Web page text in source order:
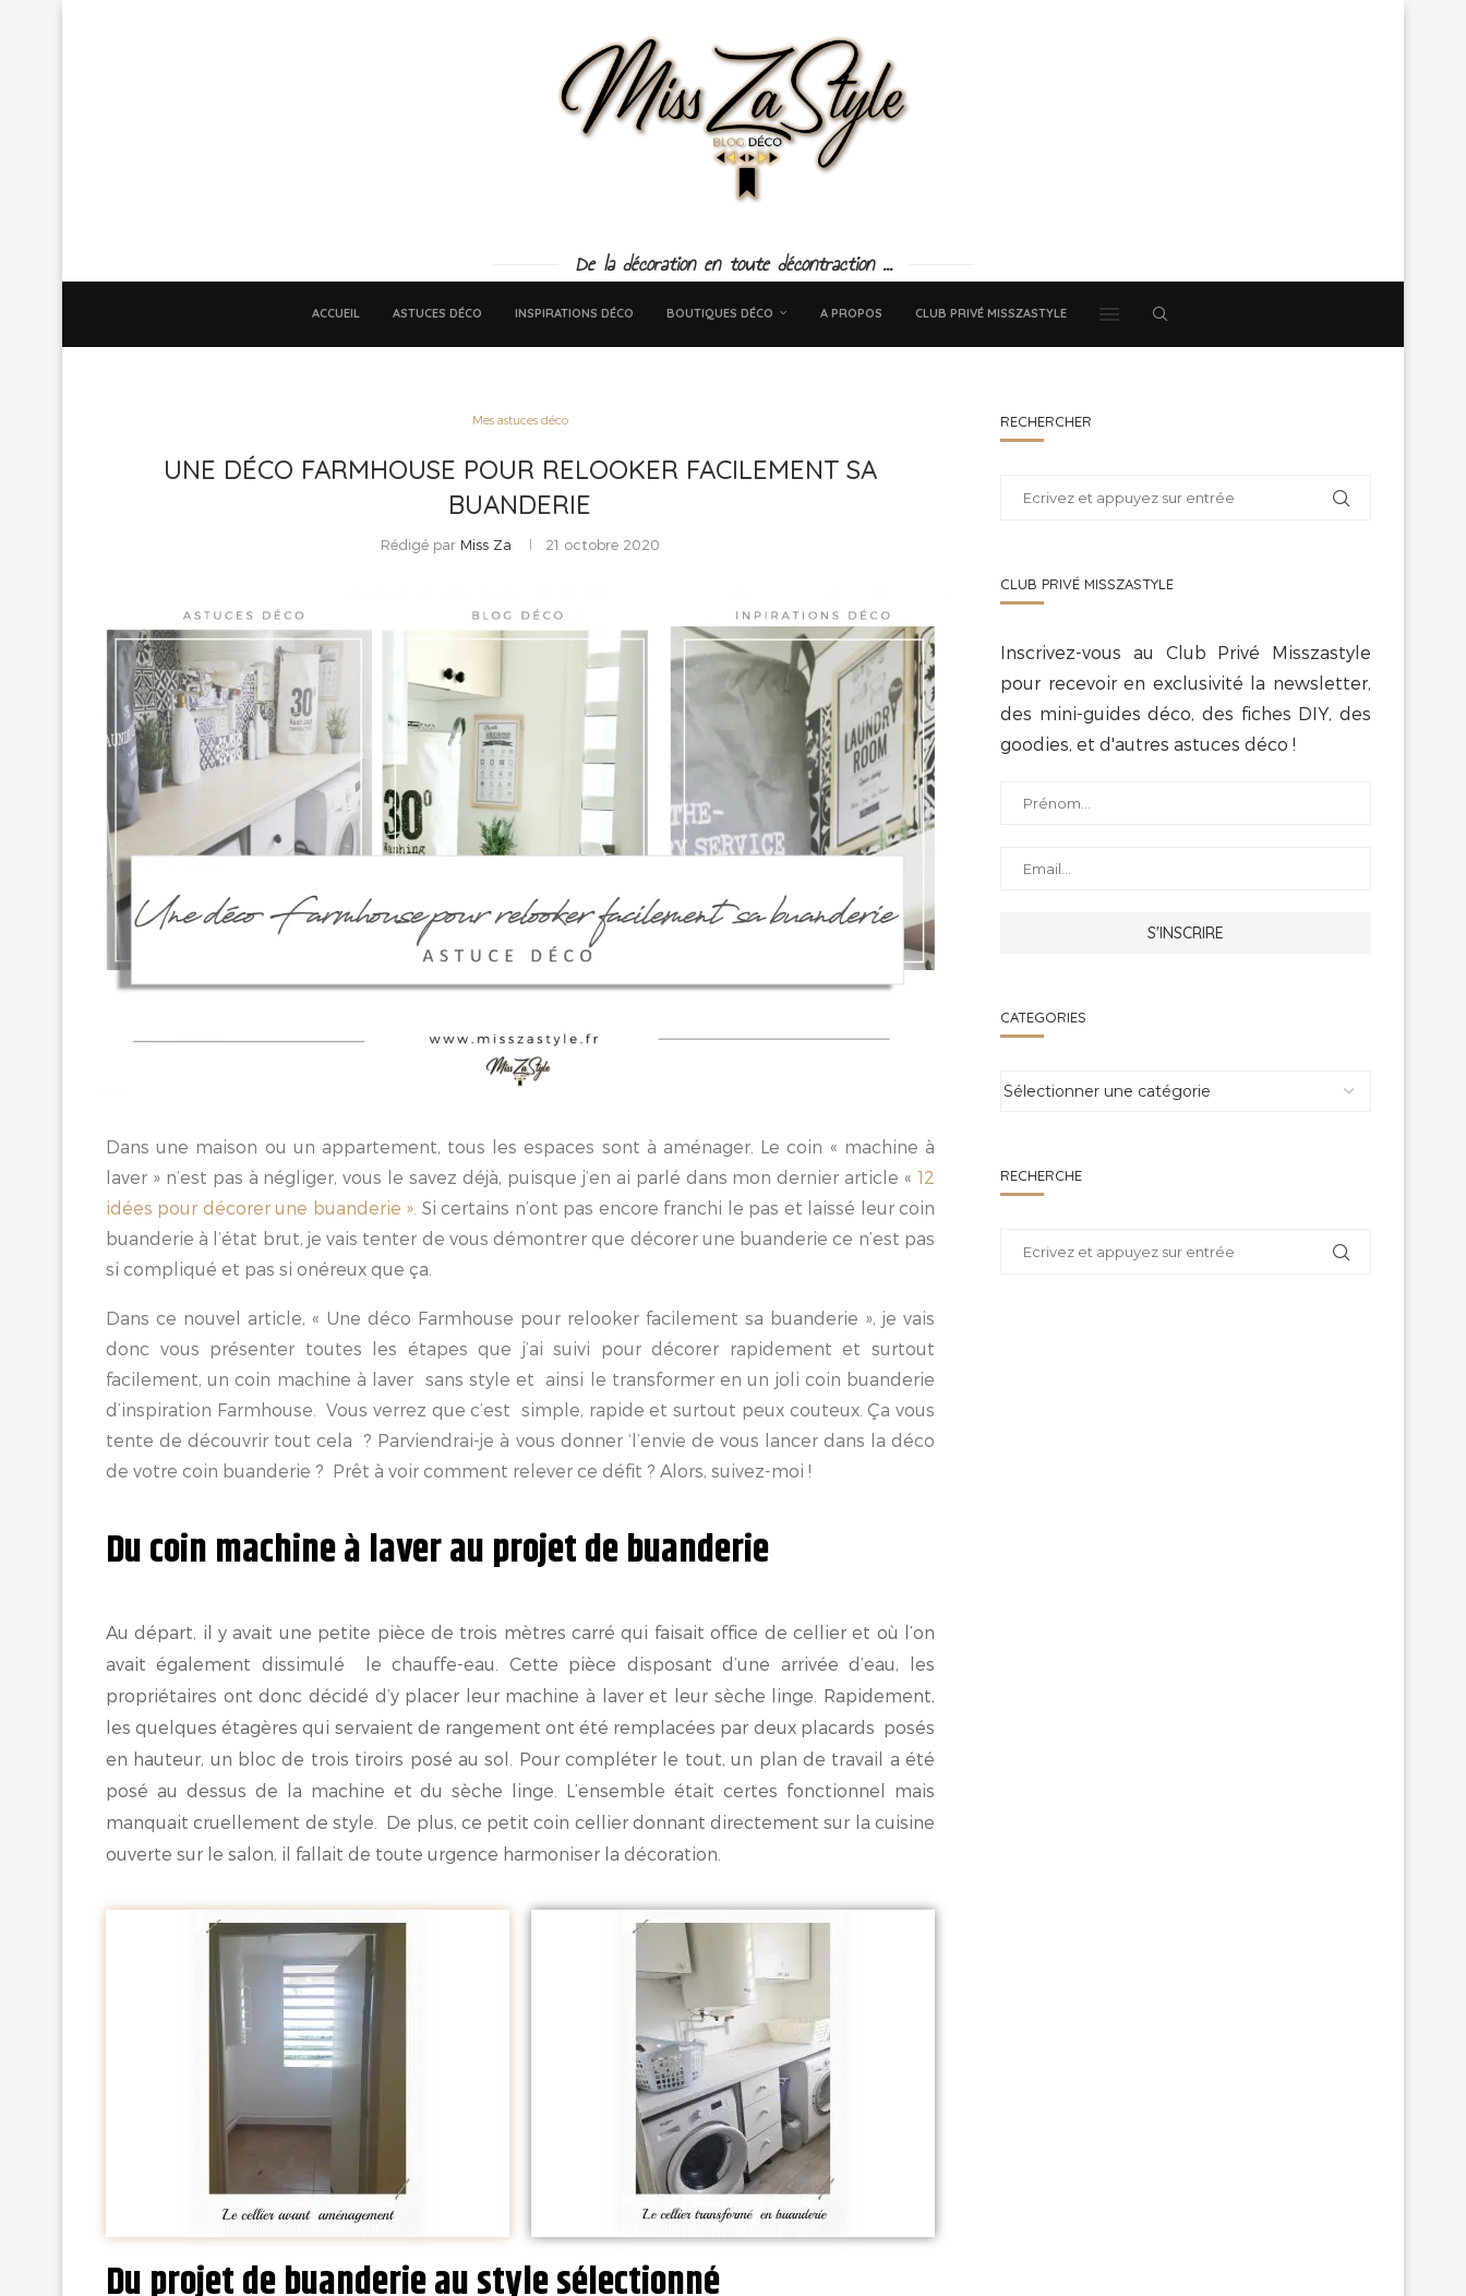
De la décoration en toute décontraction ...
ACCUEIL ASTUCES DÉCO INSPIRATIONS DÉCO BOUTIQUES DÉCO A PROPOS CLUB PRIVÉ MISSZASTYLE
Mes astuces déco
UNE DÉCO FARMHOUSE POUR RELOOKER FACILEMENT SA
BUANDERIE
Rédigé par Miss Za 21 octobre 2020
Dans une maison ou un appartement, tous les espaces sont à aménager. Le coin « machine à
laver » n’est pas à négliger, vous le savez déjà, puisque j’en ai parlé dans mon dernier article « 12
idées pour décorer une buanderie ». Si certains n’ont pas encore franchi le pas et laissé leur coin
buanderie à l’état brut, je vais tenter de vous démontrer que décorer une buanderie ce n’est pas
si compliqué et pas si onéreux que ça.
Dans ce nouvel article, « Une déco Farmhouse pour relooker facilement sa buanderie », je vais
donc vous présenter toutes les étapes que j’ai suivi pour décorer rapidement et surtout
facilement, un coin machine à laver sans style et ainsi le transformer en un joli coin buanderie
d’inspiration Farmhouse. Vous verrez que c’est simple, rapide et surtout peux couteux. Ça vous
tente de découvrir tout cela ? Parviendrai-je à vous donner ‘l’envie de vous lancer dans la déco
de votre coin buanderie ? Prêt à voir comment relever ce défit ? Alors, suivez-moi !
Du coin machine à laver au projet de buanderie
Au départ, il y avait une petite pièce de trois mètres carré qui faisait office de cellier et où l’on
avait également dissimulé le chauffe-eau. Cette pièce disposant d’une arrivée d’eau, les
propriétaires ont donc décidé d’y placer leur machine à laver et leur sèche linge. Rapidement,
les quelques étagères qui servaient de rangement ont été remplacées par deux placards posés
en hauteur, un bloc de trois tiroirs posé au sol. Pour compléter le tout, un plan de travail a été
posé au dessus de la machine et du sèche linge. L’ensemble était certes fonctionnel mais
manquait cruellement de style. De plus, ce petit coin cellier donnant directement sur la cuisine
ouverte sur le salon, il fallait de toute urgence harmoniser la décoration.
Du projet de buanderie au style sélectionné
RECHERCHER
CLUB PRIVÉ MISSZASTYLE
Inscrivez-vous au Club Privé Misszastyle
pour recevoir en exclusivité la newsletter,
des mini-guides déco, des fiches DIY, des
goodies, et d'autres astuces déco !
CATEGORIES
RECHERCHE